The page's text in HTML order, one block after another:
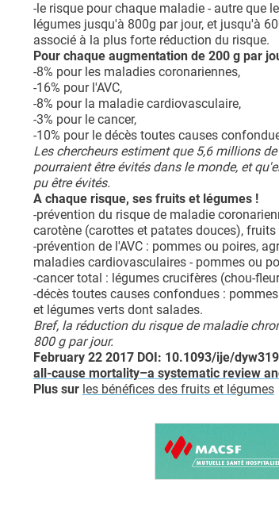
-le risque pour chaque maladie - autre que
légumes jusqu'à 800g par jour, et jusqu'à
associé à la plus forte réduction du risque.
Pour chaque augmentation de 200 g par
-8% pour les maladies coronariennes,
-16% pour l'AVC,
-8% pour la maladie cardiovasculaire,
-3% pour le cancer,
-10% pour le décès toutes causes
Les chercheurs estiment que 5,6 millions
pourraient être évités dans le monde, et
pu être évités.
A chaque risque, ses fruits et légumes !
-prévention du risque de maladie
carotène (carottes et patates douces),
-prévention de l'AVC : pommes ou poires,
maladies cardiovasculaires - pommes ou
-cancer total : légumes crucifères (chou-
-décès toutes causes confondues :
et légumes verts dont salades.
Bref, la réduction du risque de maladie
800 g par jour.
February 22 2017 DOI: 10.1093/ije/dyw319
all-cause mortality–a systematic review
Plus sur les bénéfices des fruits et légumes